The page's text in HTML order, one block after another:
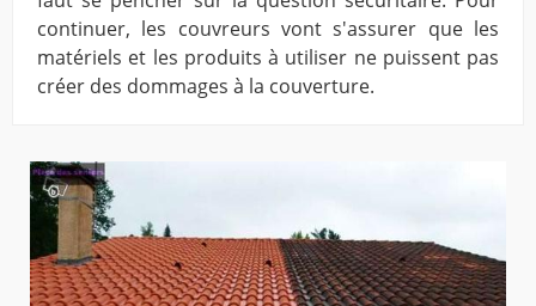
continuer, les couvreurs vont s'assurer que les
matériels et les produits à utiliser ne puissent pas
créer des dommages à la couverture.